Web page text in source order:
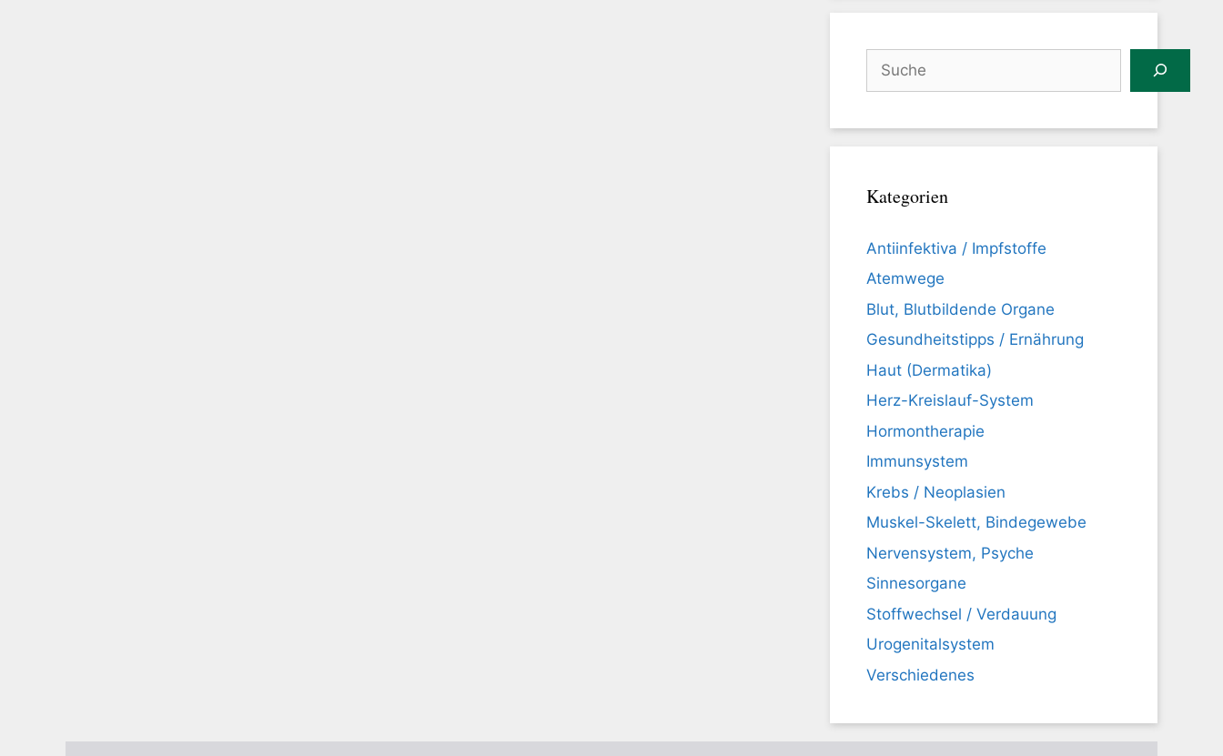
Kategorien
Antiinfektiva / Impfstoffe
Atemwege
Blut, Blutbildende Organe
Gesundheitstipps / Ernährung
Haut (Dermatika)
Herz-Kreislauf-System
Hormontherapie
Immunsystem
Krebs / Neoplasien
Muskel-Skelett, Bindegewebe
Nervensystem, Psyche
Sinnesorgane
Stoffwechsel / Verdauung
Urogenitalsystem
Verschiedenes